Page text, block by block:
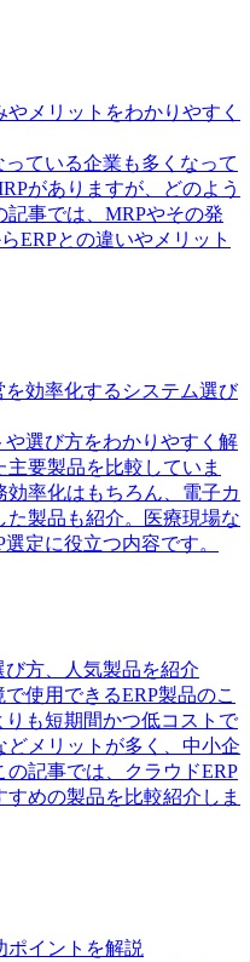
メリットをわかりやすく
ている企業も多くなって
がありますが、どのよう
事では、MRPやその発
ERPとの違いやメリット
を効率化するシステム選び
や選び方をわかりやすく解
要製品を比較していま
率化はもちろん、電子カ
た製品も紹介。医療現場な
定に役立つ内容です。
び方、人気製品を紹介
使用できるERP製品のこ
りも短期間かつ低コストで
メリットが多く、中小企
記事では、クラウドERP
めの製品を比較紹介しま
ポイントを解説